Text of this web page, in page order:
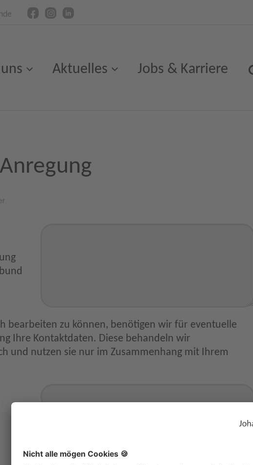
Aktuelles Jobs & Karriere
bearbeiten zu können, benötigen wir für eventuelle
nur im Zusammenhang mit Ihrem